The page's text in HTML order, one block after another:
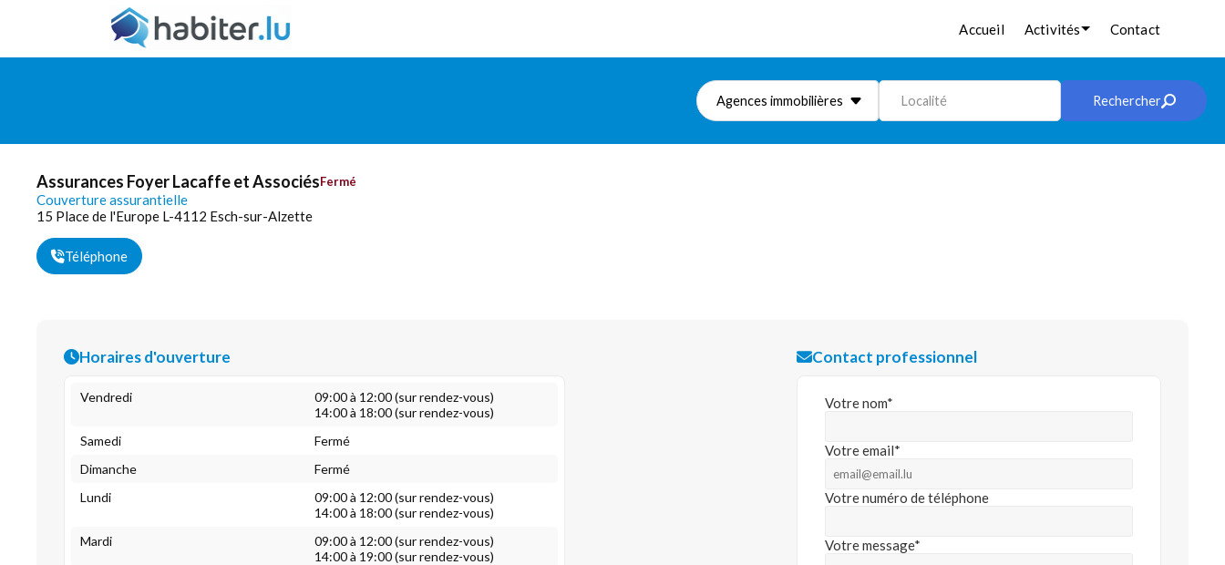
Accueil Activités Contact
Agences immobilières Localité Rechercher
Assurances Foyer Lacaffe et AssociésFermé
Couverture assurantielle
15 Place de l'Europe L-4112 Esch-sur-Alzette
Téléphone
Horaires d'ouverture
Vendredi
09:00 à 12:00 (sur rendez-vous)
14:00 à 18:00 (sur rendez-vous)
Samedi
Fermé
Dimanche
Fermé
Lundi
09:00 à 12:00 (sur rendez-vous)
14:00 à 18:00 (sur rendez-vous)
Mardi
09:00 à 12:00 (sur rendez-vous)
14:00 à 19:00 (sur rendez-vous)
Contact professionnel
Votre nom*
Votre email*
Votre numéro de téléphone
Votre message*